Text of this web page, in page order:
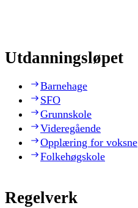
Utdanningsløpet
Barnehage
SFO
Grunnskole
Videregående
Opplæring for voksne
Folkehøgskole
Regelverk